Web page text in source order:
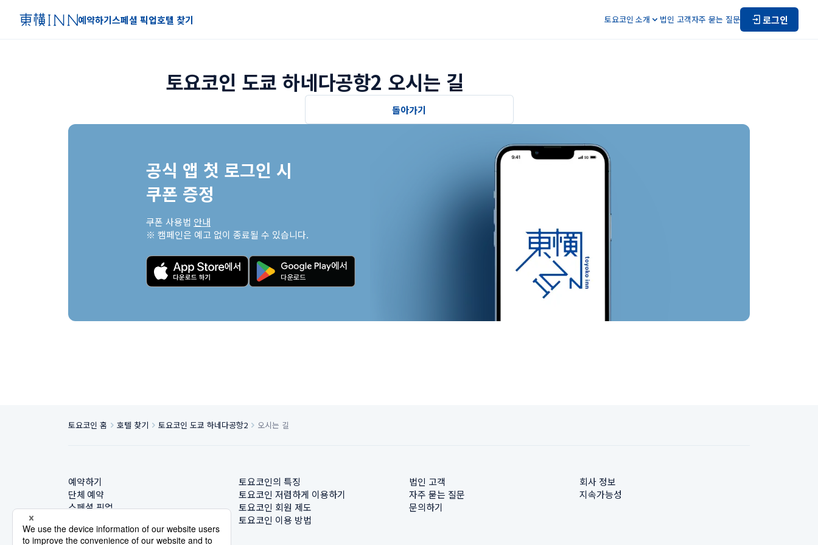
예약하기스페셜 픽업호텔 찾기 토요코인 소개 법인 고객자주 묻는 질문 로그인
토요코인 도쿄 하네다공항2 오시는 길
돌아가기
공식 앱 첫 로그인 시
쿠폰 증정
쿠폰 사용법 안내
※ 캠페인은 예고 없이 종료될 수 있습니다.
토요코인 홈 호텔 찾기 토요코인 도쿄 하네다공항2 오시는 길
예약하기
단체 예약
스페셜 픽업
토요코인의 특징
토요코인 저렴하게 이용하기
토요코인 회원 제도
토요코인 이용 방법
법인 고객
자주 묻는 질문
문의하기
회사 정보
지속가능성